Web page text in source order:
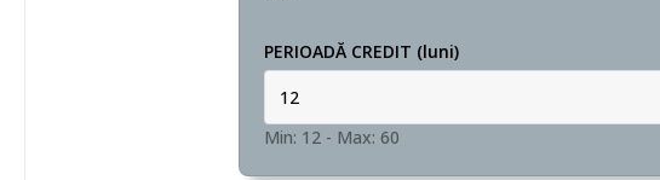
PERIOADĂ CREDIT (luni)
Min: 12 - Max: 60